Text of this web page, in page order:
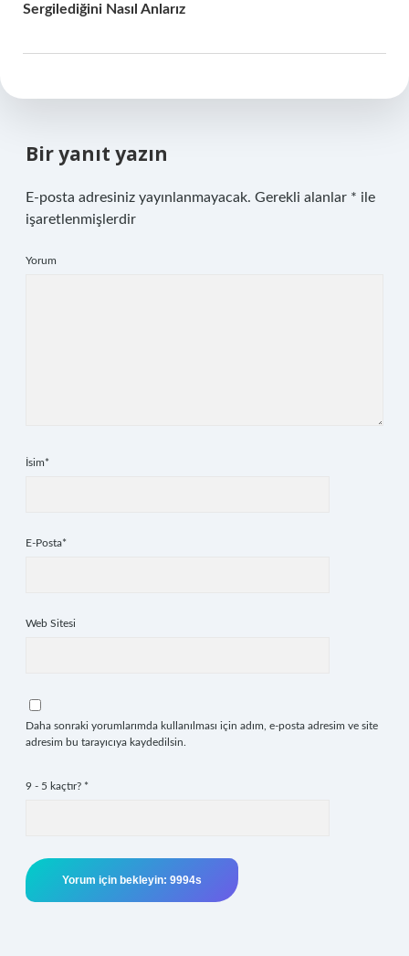
Sergilediğini Nasıl Anlarız
Bir yanıt yazın
E-posta adresiniz yayınlanmayacak. Gerekli alanlar * ile
işaretlenmişlerdir
Yorum
İsim*
E-Posta*
Web Sitesi
Daha sonraki yorumlarımda kullanılması için adım, e-posta adresim ve site
adresim bu tarayıcıya kaydedilsin.
9 - 5 kaçtır? *